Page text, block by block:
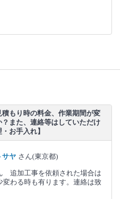
もり時の料金、作業期間が変
また、連絡等はしていただけ
お手入れ】
ヤ さん(東京都)
追加工事を依頼された場合は
わる時も有ります。連絡は致